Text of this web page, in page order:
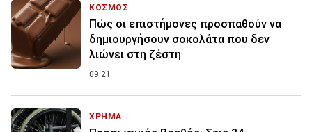
ΚΟΣΜΟΣ
Πώς οι επιστήμονες προσπαθούν να
δημιουργήσουν σοκολάτα που δεν
λιώνει στη ζέστη
09:21
ΧΡΗΜΑ